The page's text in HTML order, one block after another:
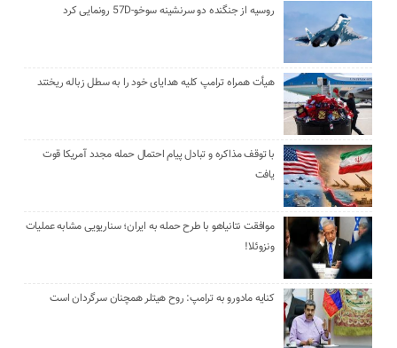
روسیه از جنگنده دو سرنشینه سوخو-57D رونمایی کرد
هیأت همراه ترامپ کلیه هدایای خود را به سطل زباله ریختند
با توقف مذاکره و تبادل پیام احتمال حمله مجدد آمریکا قوت
یافت
موافقت نتانیاهو با طرح حمله به ایران؛ سناریویی مشابه عملیات
ونزوئلا!
کنایه مادورو به ترامپ: روح هیتلر همچنان سرگردان است